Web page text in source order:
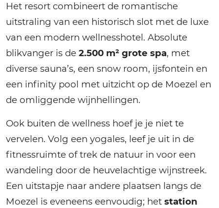
Het resort combineert de romantische
uitstraling van een historisch slot met de luxe
van een modern wellnesshotel. Absolute
blikvanger is de 2.500 m² grote spa, met
diverse sauna’s, een snow room, ijsfontein en
een infinity pool met uitzicht op de Moezel en
de omliggende wijnhellingen.
Ook buiten de wellness hoef je je niet te
vervelen. Volg een yogales, leef je uit in de
fitnessruimte of trek de natuur in voor een
wandeling door de heuvelachtige wijnstreek.
Een uitstapje naar andere plaatsen langs de
Moezel is eveneens eenvoudig; het station